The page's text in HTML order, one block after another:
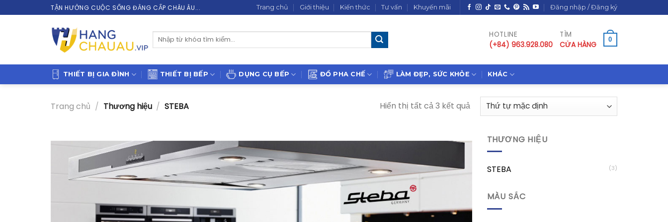
to
TẬN HƯỞNG CUỘC SỐNG ĐẲNG CẤP CHÂU ÂU... Trang chủ Giới thiệu Kiến thức Tư vấn Khuyến mãi Đăng nhập / Đăng ký
Tìm
HOTLINE
(+84) 963.928.080
TÌM
CỬA HÀNG
0
THIẾT BỊ GIA ĐÌNH THIẾT BỊ BẾP DỤNG CỤ BẾP ĐỒ PHA CHẾ LÀM ĐẸP, SỨC KHỎE KHÁC
Trang chủ / Thương hiệu / STEBA Hiển thị tất cả 3 kết quả
THƯƠNG HIỆU
STEBA (3)
MÀU SẮC